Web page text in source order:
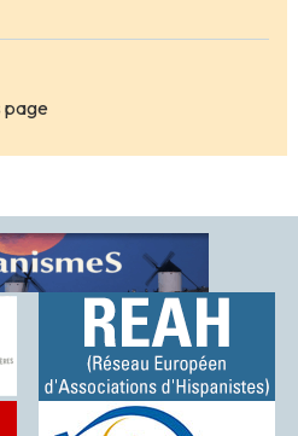
page